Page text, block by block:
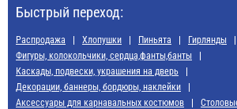
Быстрый переход:
Распродажа Хлопушки Пиньята Гирлянды
Фигуры, колокольчики, сердца,фанты,банты
Каскады, подвески, украшения на дверь
Декорации, баннеры, бордюры, наклейки
Аксессуары для карнавальных костюмов